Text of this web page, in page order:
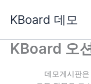
로
KBoard 데모
KBoard 오
데모게시판